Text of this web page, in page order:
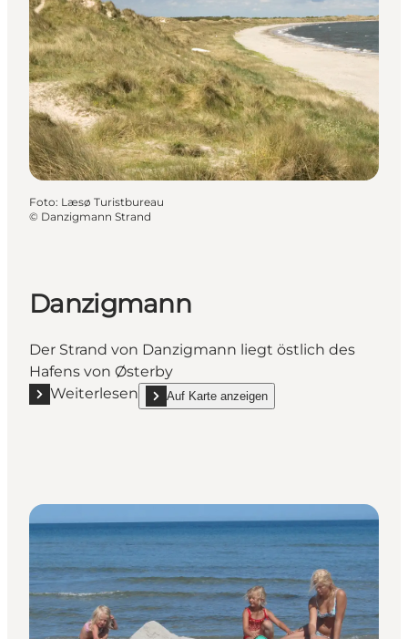
Foto: Læsø Turistbureau
© Danzigmann Strand
Danzigmann
Der Strand von Danzigmann liegt östlich des
Hafens von Østerby
Weiterlesen
Mehr erfahren "Danzigmann"
Auf Karte anzeigen
show Danzigmann on_map